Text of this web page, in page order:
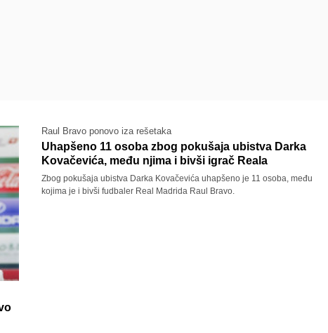
Raul Bravo ponovo iza rešetaka
Uhapšeno 11 osoba zbog pokušaja ubistva Darka
Kovačevića, među njima i bivši igrač Reala
Zbog pokušaja ubistva Darka Kovačevića uhapšeno je 11 osoba, među
kojima je i bivši fudbaler Real Madrida Raul Bravo.